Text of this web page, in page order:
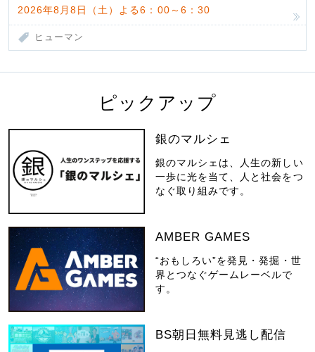
2026年8月8日（土）よる6：00～6：30
ヒューマン
ピックアップ
銀のマルシェ
銀のマルシェは、人生の新しい
一歩に光を当て、人と社会をつ
なぐ取り組みです。
AMBER GAMES
“おもしろい”を発見・発掘・世
界とつなぐゲームレーベルで
す。
BS朝日無料見逃し配信